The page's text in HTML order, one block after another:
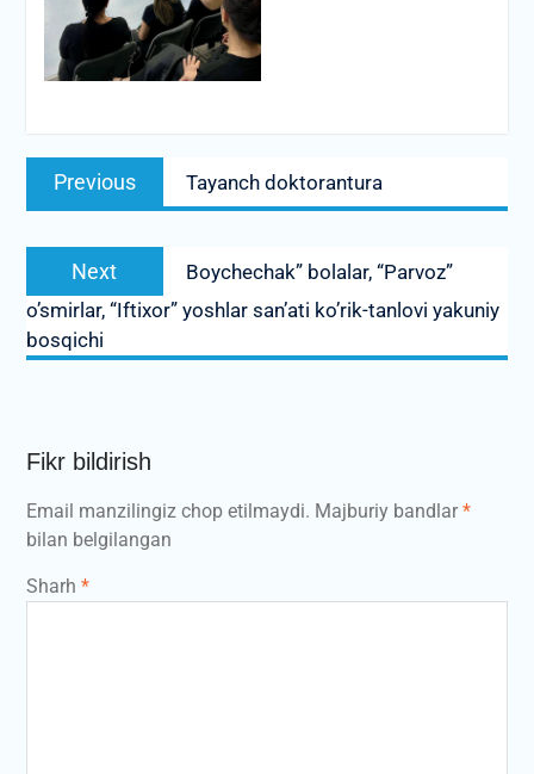
Post
menyusi
Previous
Previous
post:
Tayanch doktorantura
Next
post:
Boychechak” bolalar, “Parvoz”
o’smirlar, “Iftixor” yoshlar san’ati ko’rik-tanlovi yakuniy
bosqichi
Fikr bildirish
Email manzilingiz chop etilmaydi. Majburiy bandlar*
bilan belgilangan
Sharh *